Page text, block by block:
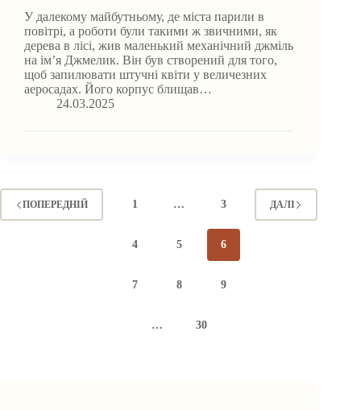
У далекому майбутньому, де міста парили в
повітрі, а роботи були такими ж звичними, як
дерева в лісі, жив маленький механічний джміль
на ім’я Джмелик. Він був створений для того,
щоб запилювати штучні квіти у величезних
аеросадах. Його корпус блищав…
24.03.2025
ПОПЕРЕДНІЙ 1 … 3
4 5 6
7 8 9
… 30
ДАЛІ